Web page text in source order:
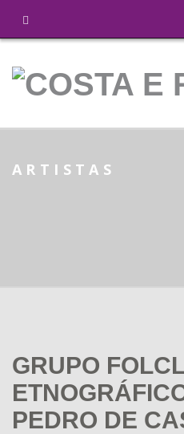
ARTISTAS
GRUPO
PEDRO DE